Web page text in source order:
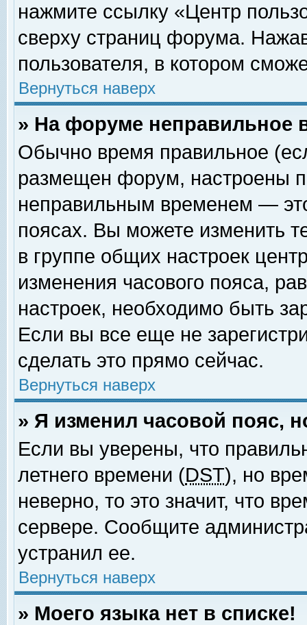
нажмите ссылку «Центр
сверху страниц форума.
пользователя, в котором
Вернуться наверх
» На форуме неправильное
Обычно время правильное
размещен форум, настроены
неправильным временем —
поясах. Вы можете изменить
в группе общих настроек
изменения часового пояса,
настроек, необходимо быть
Если вы все еще не
сделать это прямо сейчас.
Вернуться наверх
» Я изменил часовой пояс,
Если вы уверены, что
летнего времени (DST), но
неверно, то это значит, что
сервере. Сообщите
устранил ее.
Вернуться наверх
» Моего языка нет в списке!